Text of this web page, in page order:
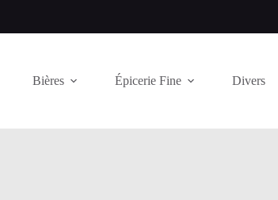
Bières Épicerie Fine Divers